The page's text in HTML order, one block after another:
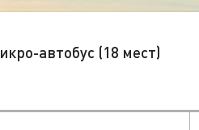
автобус (18 мест)